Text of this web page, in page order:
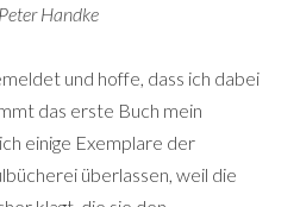
Handke
und hoffe, dass ich dabei
das erste Buch mein
einige Exemplare der
überlassen, weil die